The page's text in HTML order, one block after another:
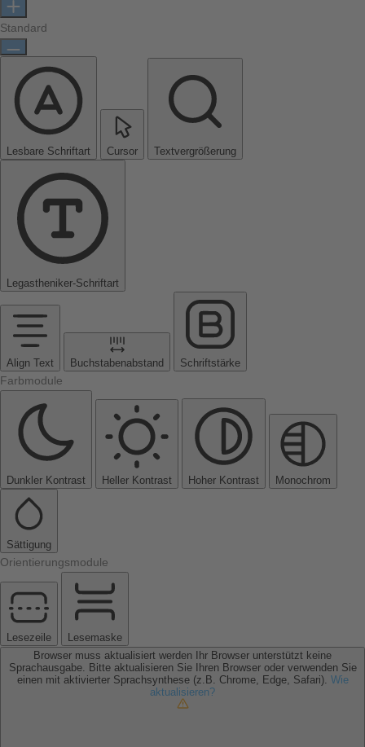
Standard
Lesbare Schriftart Cursor Textvergrößerung
Legastheniker-Schriftart
Align Text Buchstabenabstand Schriftstärke
Farbmodule
Dunkler Kontrast Heller Kontrast Hoher Kontrast Monochrom
Sättigung
Orientierungsmodule
Lesezeile
Lesemaske
Browser muss aktualisiert werden
Ihr Browser unterstützt keine
Sprachausgabe. Bitte aktualisieren Sie Ihren Browser oder verwenden Sie
einen mit aktivierter Sprachsynthese (z.B. Chrome, Edge, Safari). Wie
aktualisieren?